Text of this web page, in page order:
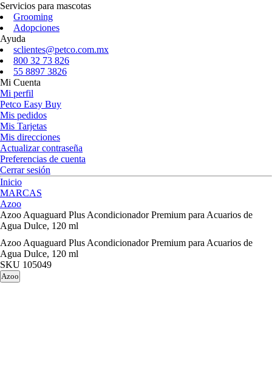
Servicios para mascotas
Grooming
Adopciones
Ayuda
sclientes@petco.com.mx
800 32 73 826
55 8897 3826
Mi Cuenta
Mi perfil
Petco Easy Buy
Mis pedidos
Mis Tarjetas
Mis direcciones
Actualizar contraseña
Preferencias de cuenta
Cerrar sesión
Inicio
MARCAS
Azoo
Azoo Aquaguard Plus Acondicionador Premium para Acuarios de
Agua Dulce, 120 ml
Azoo Aquaguard Plus Acondicionador Premium para Acuarios de
Agua Dulce, 120 ml
SKU 105049
Azoo